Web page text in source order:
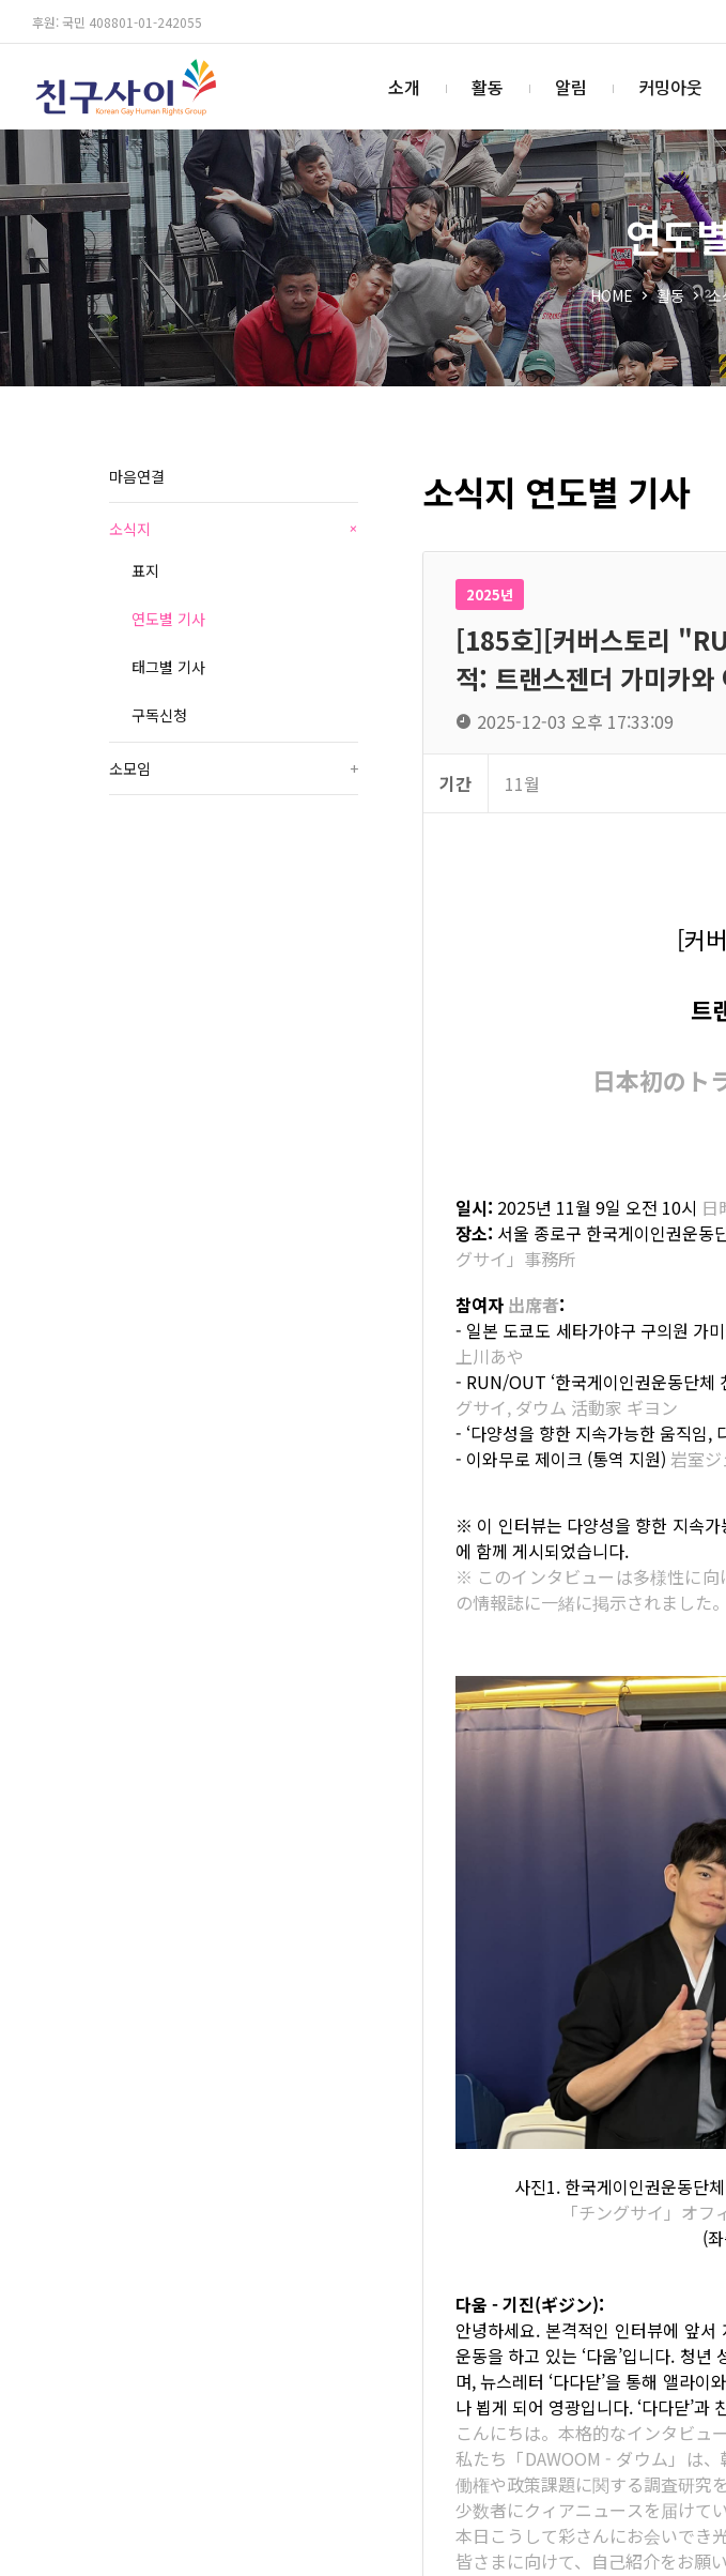
후원: 국민 408801-01-242055
소개 활동 알림 커밍아웃
연도
HOME 활동 소
마음연결
소식지 +
표지
연도별 기사
태그별 기사
구독신청
소모임 +
소식지 연도별 기사
2025년
[185호][커버스토리
적: 트랜스젠더 가미카와
2025-12-03 오후 17:33:09
기간 11월
[커
트
日本初のト
일시: 2025년 11월 9일 오전 10시 日
장소: 서울 종로구 한국게이인권운동
グサイ」事務所
참여자 出席者:
- 일본 도쿄도 세타가야구 구의원 가
上川あや
- RUN/OUT ‘한국게이인권운동단체
グサイ, ダウム 活動家 ギヨン
- ‘다양성을 향한 지속가능한 움직임,
- 이와무로 제이크 (통역 지원) 岩室ジ
※ 이 인터뷰는 다양성을 향한 지속가
에 함께 게시되었습니다.
※ このインタビューは多様性に向
の情報誌に一緒に掲示されました。
사진1. 한국게이인권운동단
「チングサイ」オ
(
다움 - 기진(ギジン):
안녕하세요. 본격적인 인터뷰에 앞
운동을 하고 있는 ‘다움’입니다. 청
며, 뉴스레터 ‘다다닫’을 통해 앨라
나 뵙게 되어 영광입니다. ‘다다닫’
こんにちは。本格的なインタビュ
私たち「DAWOOM - ダウム」は
働権や政策課題に関する調査研究
少数者にクィアニュースを届けてい
本日こうして彩さんにお会いでき
皆さまに向けて、自己紹介をお願